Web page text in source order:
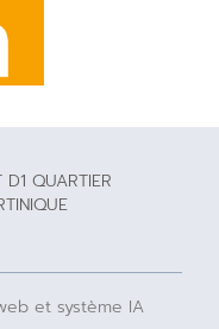
QUARTIER
et système IA